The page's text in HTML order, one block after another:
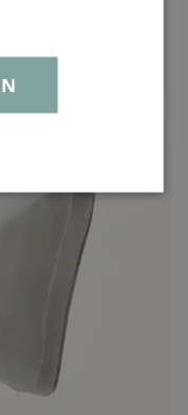
waschbar bei
Fragen gern beantworten.